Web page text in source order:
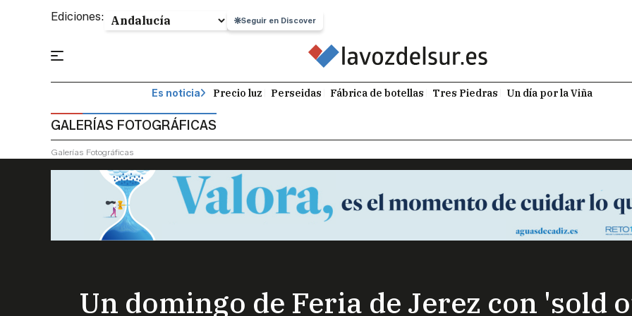
Ediciones: Seguir en Discover
Es noticia Precio luz Perseidas Fábrica de botellas Tres Piedras Un día por la Viña
GALERÍAS FOTOGRÁFICAS
Galerías Fotográficas
Un domingo de Feria de Jerez con 'sold